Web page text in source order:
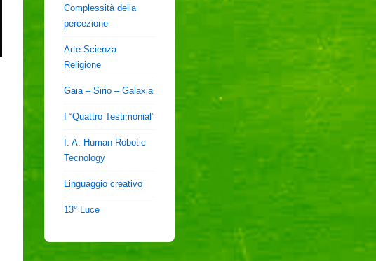
Complessità della
percezione
Arte Scienza
Religione
Gaia – Sirio – Galaxia
I “Quattro Testimonial”
I. A. Human Robotic
Tecnology
Linguaggio creativo
13° Luce